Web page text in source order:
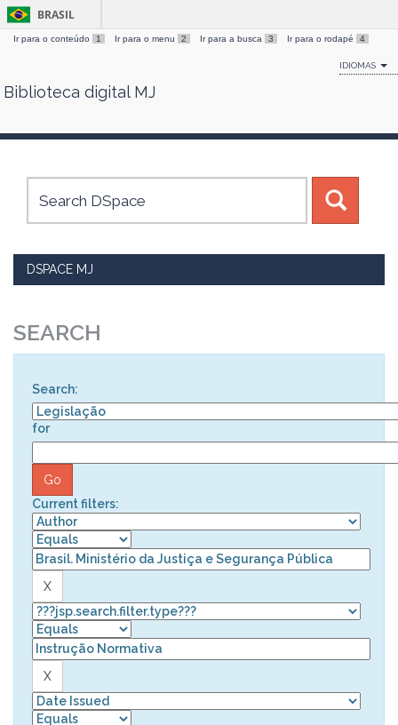
Skip
BRASIL
Ir para o conteúdo 1 Ir para o menu 2 Ir para a busca 3 Ir para o rodapé 4
IDIOMAS
Biblioteca digital MJ
DSPACE MJ
SEARCH
Search:
for
Current filters: